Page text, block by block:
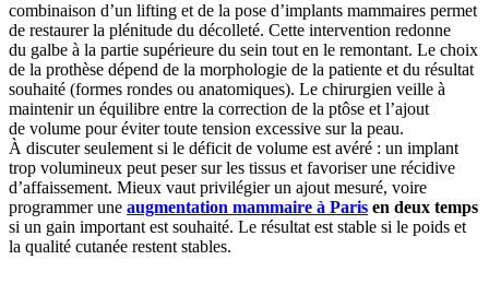
combinaison d’un lifting et de la pose d’implants mammaires permet
de restaurer la plénitude du décolleté. Cette intervention redonne
du galbe à la partie supérieure du sein tout en le remontant. Le choix
de la prothèse dépend de la morphologie de la patiente et du résultat
souhaité (formes rondes ou anatomiques). Le chirurgien veille à
maintenir un équilibre entre la correction de la ptôse et l’ajout
de volume pour éviter toute tension excessive sur la peau.
À discuter seulement si le déficit de volume est avéré : un implant
trop volumineux peut peser sur les tissus et favoriser une récidive
d’affaissement. Mieux vaut privilégier un ajout mesuré, voire
programmer une augmentation mammaire à Paris en deux temps
si un gain important est souhaité. Le résultat est stable si le poids et
la qualité cutanée restent stables.